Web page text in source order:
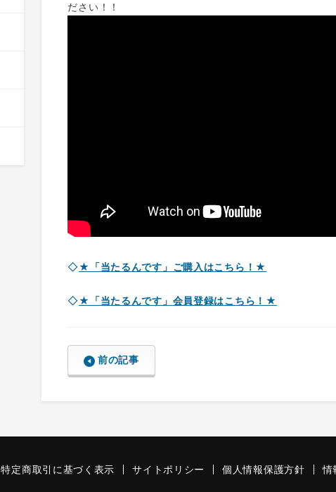
ださい！！
◇★「当たるんです」ご購入はこちら！★
◇★「当たるんです」会員登録はこちら！★
前の記事
特定商取引に基づく表示 サイトポリシー 個人情報保護方針 情